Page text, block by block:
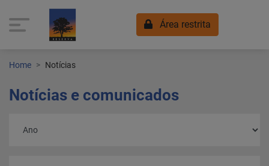
Área restrita
Home Notícias
Notícias e comunicados